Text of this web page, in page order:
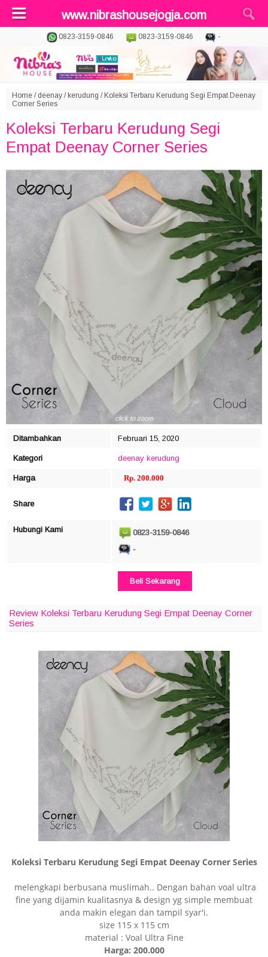
www.nibrashousejogja.com
0823-3159-0846 0823-3159-0846 -
Home / deenay / kerudung / Koleksi Terbaru Kerudung Segi Empat Deenay
Corner Series
Koleksi Terbaru Kerudung Segi
Empat Deenay Corner Series
click to zoom
Ditambahkan Februari 15, 2020
Kategori deenay kerudung
Harga Rp. 200.000
Share
Hubungi Kami
0823-3159-0846
-
Beli Sekarang
Review Koleksi Terbaru Kerudung Segi Empat Deenay Corner
Series
Koleksi Terbaru Kerudung Segi Empat Deenay Corner Series
melengkapi berbusana muslimah.. Dengan bahan voal ultra
fine yang dijamin kualitasnya & design yg simple membuat
anda makin elegan dan tampil syar'i.
size 115 x 115 cm
material : Voal Ultra Fine
Harga: 200.000